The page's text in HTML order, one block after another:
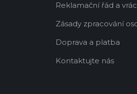
Reklamační řád a
Zásady zpracování
Doprava a platba
Kontaktujte nás